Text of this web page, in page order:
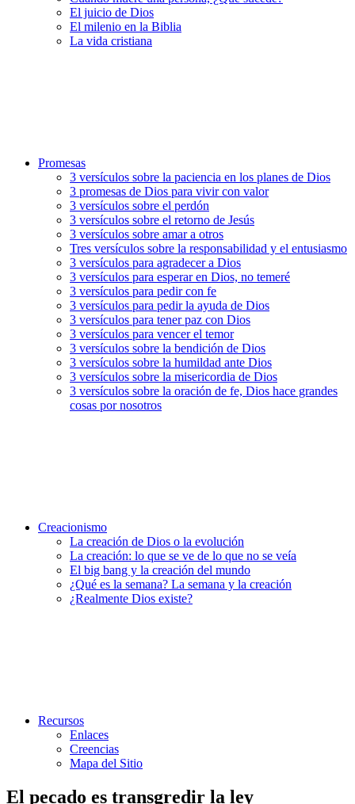
El juicio de Dios
El milenio en la Biblia
La vida cristiana
Promesas
3 versículos sobre la paciencia en los planes de Dios
3 promesas de Dios para vivir con valor
3 versículos sobre el perdón
3 versículos sobre el retorno de Jesús
3 versículos sobre amar a otros
Tres versículos sobre la responsabilidad y el entusiasmo
3 versículos para agradecer a Dios
3 versículos para esperar en Dios, no temeré
3 versículos para pedir con fe
3 versículos para pedir la ayuda de Dios
3 versículos para tener paz con Dios
3 versículos para vencer el temor
3 versículos sobre la bendición de Dios
3 versículos sobre la humildad ante Dios
3 versículos sobre la misericordia de Dios
3 versículos sobre la oración de fe, Dios hace grandes
cosas por nosotros
Creacionismo
La creación de Dios o la evolución
La creación: lo que se ve de lo que no se veía
El big bang y la creación del mundo
¿Qué es la semana? La semana y la creación
¿Realmente Dios existe?
Recursos
Enlaces
Creencias
Mapa del Sitio
El pecado es transgredir la ley